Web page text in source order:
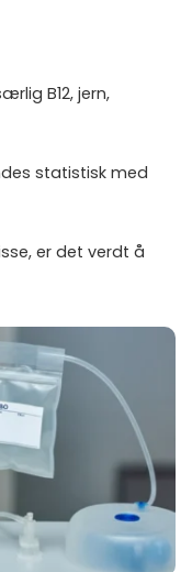
B12, jern,
statistisk med
er det verdt å